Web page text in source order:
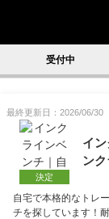
受付中
最終更新日：2026/06/30
決定
イ
ン
自宅で本格的なトレ
チを探しています！